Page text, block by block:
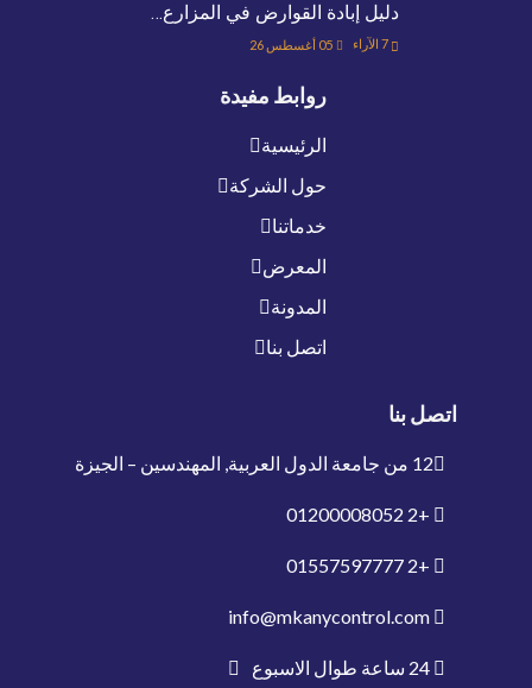
دليل إبادة القوارض في المزارع…
05 أغسطس 26 7 الآراء
روابط مفيدة
الرئيسية
حول الشركة
خدماتنا
المعرض
المدونة
اتصل بنا
اتصل بنا
12 من جامعة الدول العربية, المهندسين – الجيزة
+2
01200008052
+2
01557597777